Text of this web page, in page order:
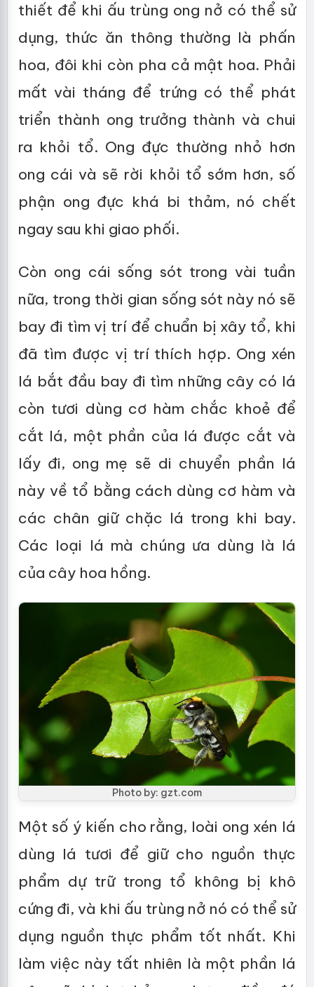
thiết để khi ấu trùng ong nở có thể sử
dụng, thức ăn thông thường là phấn
hoa, đôi khi còn pha cả mật hoa. Phải
mất vài tháng để trứng có thể phát
triển thành ong trưởng thành và chui
ra khỏi tổ. Ong đực thường nhỏ hơn
ong cái và sẽ rời khỏi tổ sớm hơn, số
phận ong đực khá bi thảm, nó chết
ngay sau khi giao phối.
Còn ong cái sống sót trong vài tuần
nữa, trong thời gian sống sót này nó sẽ
bay đi tìm vị trí để chuẩn bị xây tổ, khi
đã tìm được vị trí thích hợp. Ong xén
lá bắt đầu bay đi tìm những cây có lá
còn tươi dùng cơ hàm chắc khoẻ để
cắt lá, một phần của lá được cắt và
lấy đi, ong mẹ sẽ di chuyển phần lá
này về tổ bằng cách dùng cơ hàm và
các chân giữ chặc lá trong khi bay.
Các loại lá mà chúng ưa dùng là lá
của cây hoa hồng.
Photo by: gzt.com
Một số ý kiến cho rằng, loài ong xén lá
dùng lá tươi để giữ cho nguồn thực
phẩm dự trữ trong tổ không bị khô
cứng đi, và khi ấu trùng nở nó có thể sử
dụng nguồn thực phẩm tốt nhất. Khi
làm việc này tất nhiên là một phần lá